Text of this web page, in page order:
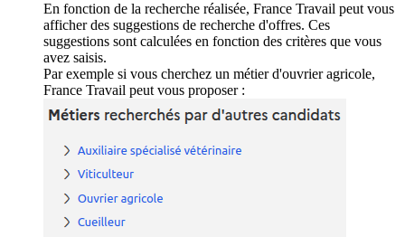
En fonction de la recherche réalisée, France Travail peut vous
afficher des suggestions de recherche d'offres. Ces
suggestions sont calculées en fonction des critères que vous
avez saisis.
Par exemple si vous cherchez un métier d'ouvrier agricole,
France Travail peut vous proposer :